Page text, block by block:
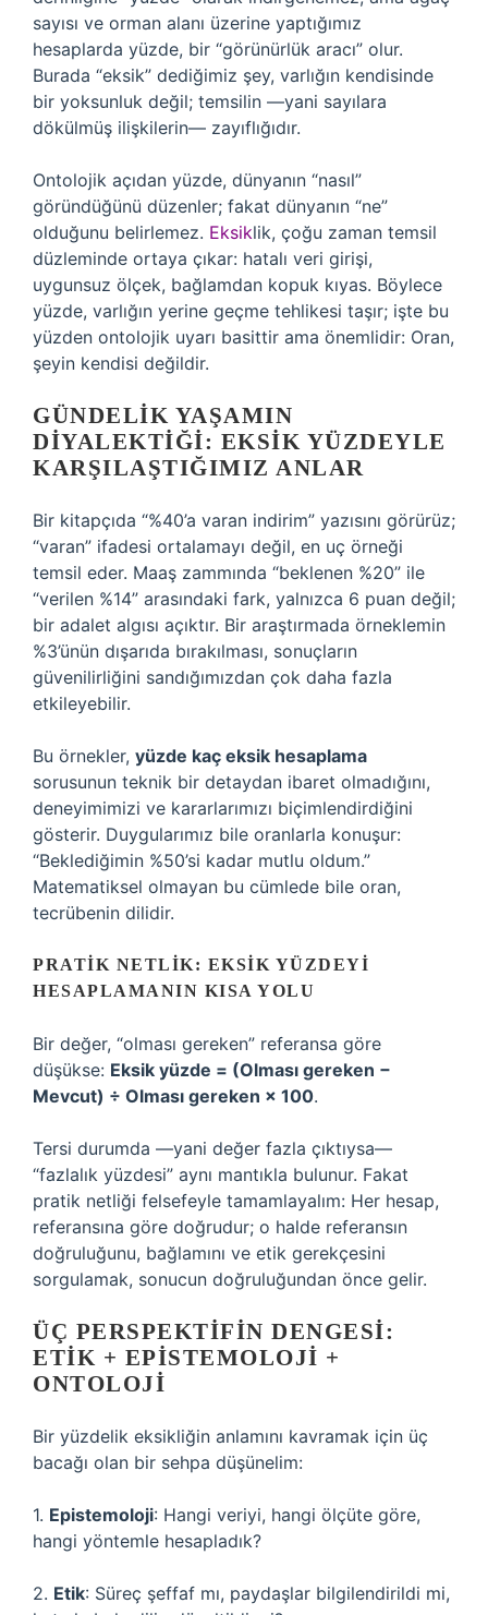
sayısı ve orman alanı üzerine yaptığımız
hesaplarda yüzde, bir “görünürlük aracı” olur.
Burada “eksik” dediğimiz şey, varlığın kendisinde
bir yoksunluk değil; temsilin —yani sayılara
dökülmüş ilişkilerin— zayıflığıdır.
Ontolojik açıdan yüzde, dünyanın “nasıl”
göründüğünü düzenler; fakat dünyanın “ne”
olduğunu belirlemez. Eksiklik, çoğu zaman temsil
düzleminde ortaya çıkar: hatalı veri girişi,
uygunsuz ölçek, bağlamdan kopuk kıyas. Böylece
yüzde, varlığın yerine geçme tehlikesi taşır; işte bu
yüzden ontolojik uyarı basittir ama önemlidir: Oran,
şeyin kendisi değildir.
GÜNDELIK YAŞAMIN
DIYALEKTIĞI: EKSIK YÜZDEYLE
KARŞILAŞTIĞIMIZ ANLAR
Bir kitapçıda “%40’a varan indirim” yazısını görürüz;
“varan” ifadesi ortalamayı değil, en uç örneği
temsil eder. Maaş zammında “beklenen %20” ile
“verilen %14” arasındaki fark, yalnızca 6 puan değil;
bir adalet algısı açıktır. Bir araştırmada örneklemin
%3’ünün dışarıda bırakılması, sonuçların
güvenilirliğini sandığımızdan çok daha fazla
etkileyebilir.
Bu örnekler, yüzde kaç eksik hesaplama
sorusunun teknik bir detaydan ibaret olmadığını,
deneyimimizi ve kararlarımızı biçimlendirdiğini
gösterir. Duygularımız bile oranlarla konuşur:
“Beklediğimin %50’si kadar mutlu oldum.”
Matematiksel olmayan bu cümlede bile oran,
tecrübenin dilidir.
PRATIK NETLIK: EKSIK YÜZDEYI
HESAPLAMANIN KISA YOLU
Bir değer, “olması gereken” referansa göre
düşükse: Eksik yüzde = (Olması gereken −
Mevcut) ÷ Olması gereken × 100.
Tersi durumda —yani değer fazla çıktıysa—
“fazlalık yüzdesi” aynı mantıkla bulunur. Fakat
pratik netliği felsefeyle tamamlayalım: Her hesap,
referansına göre doğrudur; o halde referansın
doğruluğunu, bağlamını ve etik gerekçesini
sorgulamak, sonucun doğruluğundan önce gelir.
ÜÇ PERSPEKTIFIN DENGESI:
ETIK + EPISTEMOLOJI +
ONTOLOJI
Bir yüzdelik eksikliğin anlamını kavramak için üç
bacağı olan bir sehpa düşünelim:
1. Epistemoloji: Hangi veriyi, hangi ölçüte göre,
hangi yöntemle hesapladık?
2. Etik: Süreç şeffaf mı, paydaşlar bilgilendirildi mi,